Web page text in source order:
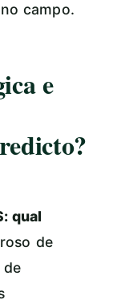
campo.
e
qual
de
de